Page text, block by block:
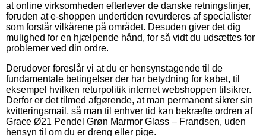
at online virksomheden efterlever de danske retningslinjer,
foruden at e-shoppen undertiden revurderes af specialister
som forstår vilkårene på området. Desuden giver det dig
mulighed for en hjælpende hånd, for så vidt du udsættes for
problemer ved din ordre.
Derudover foreslår vi at du er hensynstagende til de
fundamentale betingelser der har betydning for købet, til
eksempel hvilken returpolitik internet webshoppen tilsikrer.
Derfor er det tilmed afgørende, at man permanent sikrer sin
kvitteringsmail, så man til enhver tid kan bekræfte ordren af
Grace Ø21 Pendel Grøn Marmor Glass – Frandsen, uden
hensyn til om du er dreng eller pige.